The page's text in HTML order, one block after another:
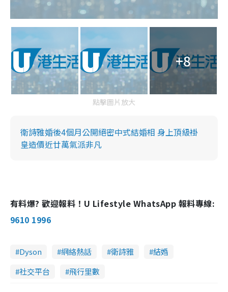
+8
點擊圖片放大
衛詩雅婚後4個月公開絕密中式結婚相 身上頂級褂
皇造價近廿萬氣派非凡
有料爆? 歡迎報料！U Lifestyle WhatsApp 報料專線:
9610 1996
Dyson 網絡熱話 衛詩雅
結婚
社交平台
飛行里數